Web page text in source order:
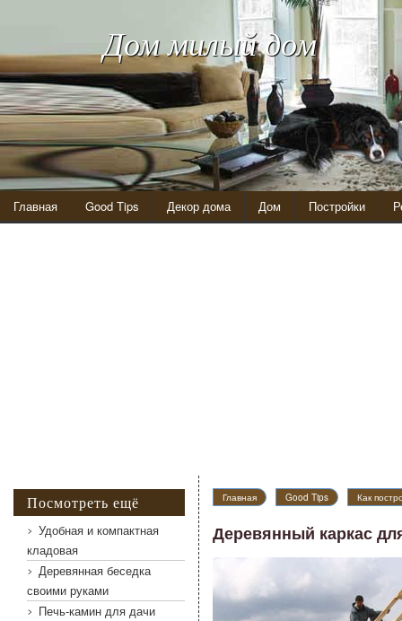
Дом милый дом
Главная Good Tips Декор дома Дом Постройки
Главная Good Tips Как
Деревянный каркас
Посмотреть ещё
Удобная и компактная
кладовая
Деревянная беседка
своими руками
Печь-камин для дачи